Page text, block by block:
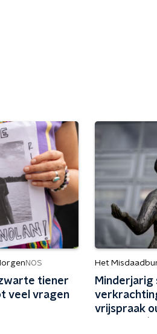
NOS
tiener
veel vragen
Het
vrijspraak